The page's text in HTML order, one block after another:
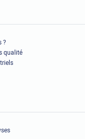
?
qualité